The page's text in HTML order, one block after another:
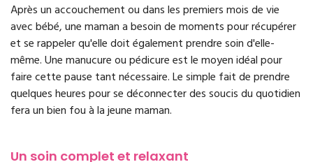
Après un accouchement ou dans les premiers mois de vie
avec bébé, une maman a besoin de moments pour récupérer
et se rappeler qu'elle doit également prendre soin d'elle-
même. Une manucure ou pédicure est le moyen idéal pour
faire cette pause tant nécessaire. Le simple fait de prendre
quelques heures pour se déconnecter des soucis du quotidien
fera un bien fou à la jeune maman.
Un soin complet et relaxant